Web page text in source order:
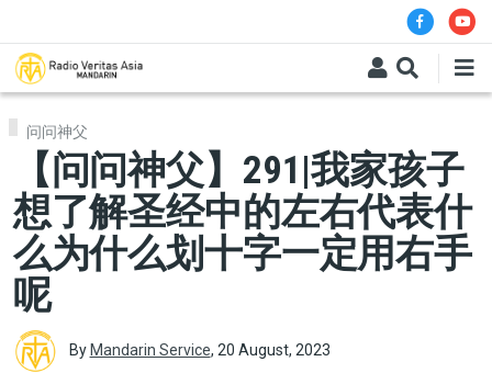
问问神父
【问问神父】291|我家孩子
想了解圣经中的左右代表什
么为什么划十字一定用右手
呢
By Mandarin Service, 20 August, 2023